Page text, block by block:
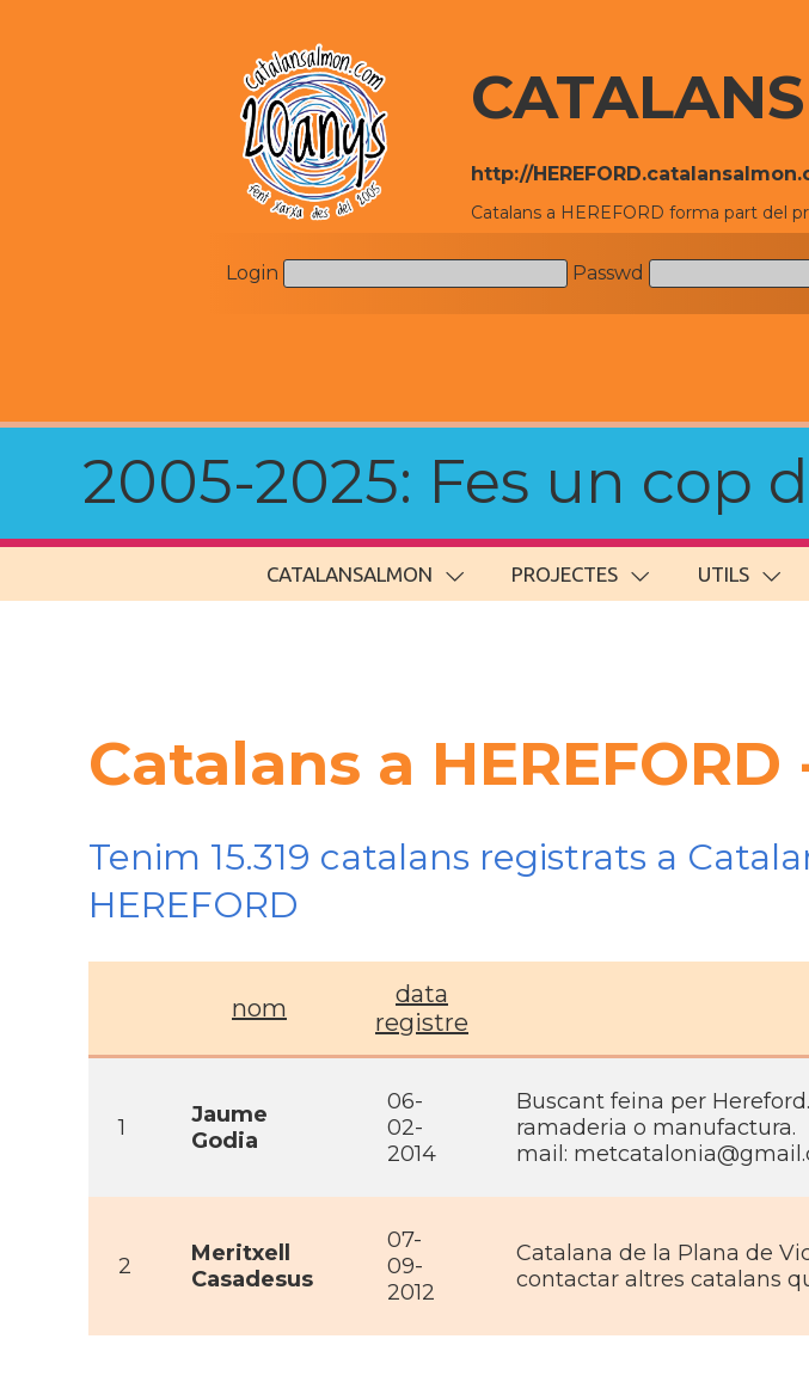
http://
Catalans a HEREFORD forma part del
Login Passwd
2005-2025: Fes un cop
CATALANSALMON PROJECTES UTILS
Catalans a
Tenim 15.319 catalans registrats a
HEREFORD
nom
data
registre
1
Jaume
Godia
06-
02-
2014
Buscant feina per
ramaderia o manufactura.
mail:
2
Meritxell
Casadesus
07-
09-
2012
Catalana de la Plana de
contactar altres catalans